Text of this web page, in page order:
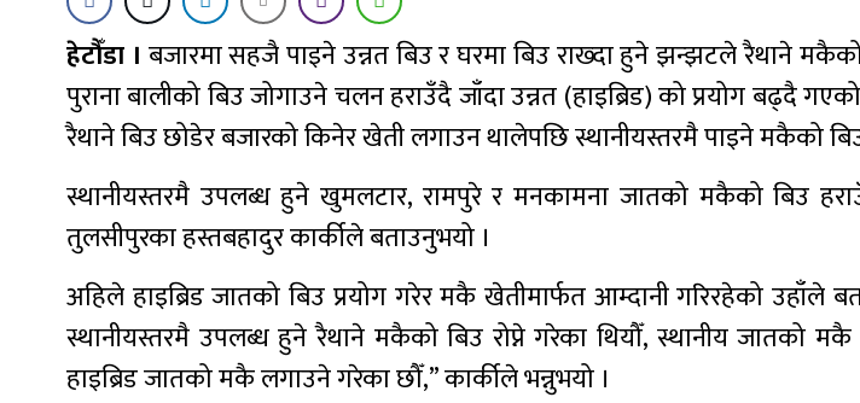
हेटौँडा । बजारमा सहजै पाइने उन्नत बिउ र घरमा बिउ राख्दा हुने झन्झटले रैथाने
पुराना बालीको बिउ जोगाउने चलन हराउँदै जाँदा उन्नत (हाइब्रिड) को प्रयोग बढ्दै
रैथाने बिउ छोडेर बजारको किनेर खेती लगाउन थालेपछि स्थानीयस्तरमै पाइने मकैको
स्थानीयस्तरमै उपलब्ध हुने खुमलटार, रामपुरे र मनकामना जातको मकैको बिउ
तुलसीपुरका हस्तबहादुर कार्कीले बताउनुभयो ।
अहिले हाइब्रिड जातको बिउ प्रयोग गरेर मकै खेतीमार्फत आम्दानी गरिरहेको उहाँले
स्थानीयस्तरमै उपलब्ध हुने रैथाने मकैको बिउ रोप्ने गरेका थियौँ, स्थानीय जातको
हाइब्रिड जातको मकै लगाउने गरेका छौँ,” कार्कीले भन्नुभयो ।